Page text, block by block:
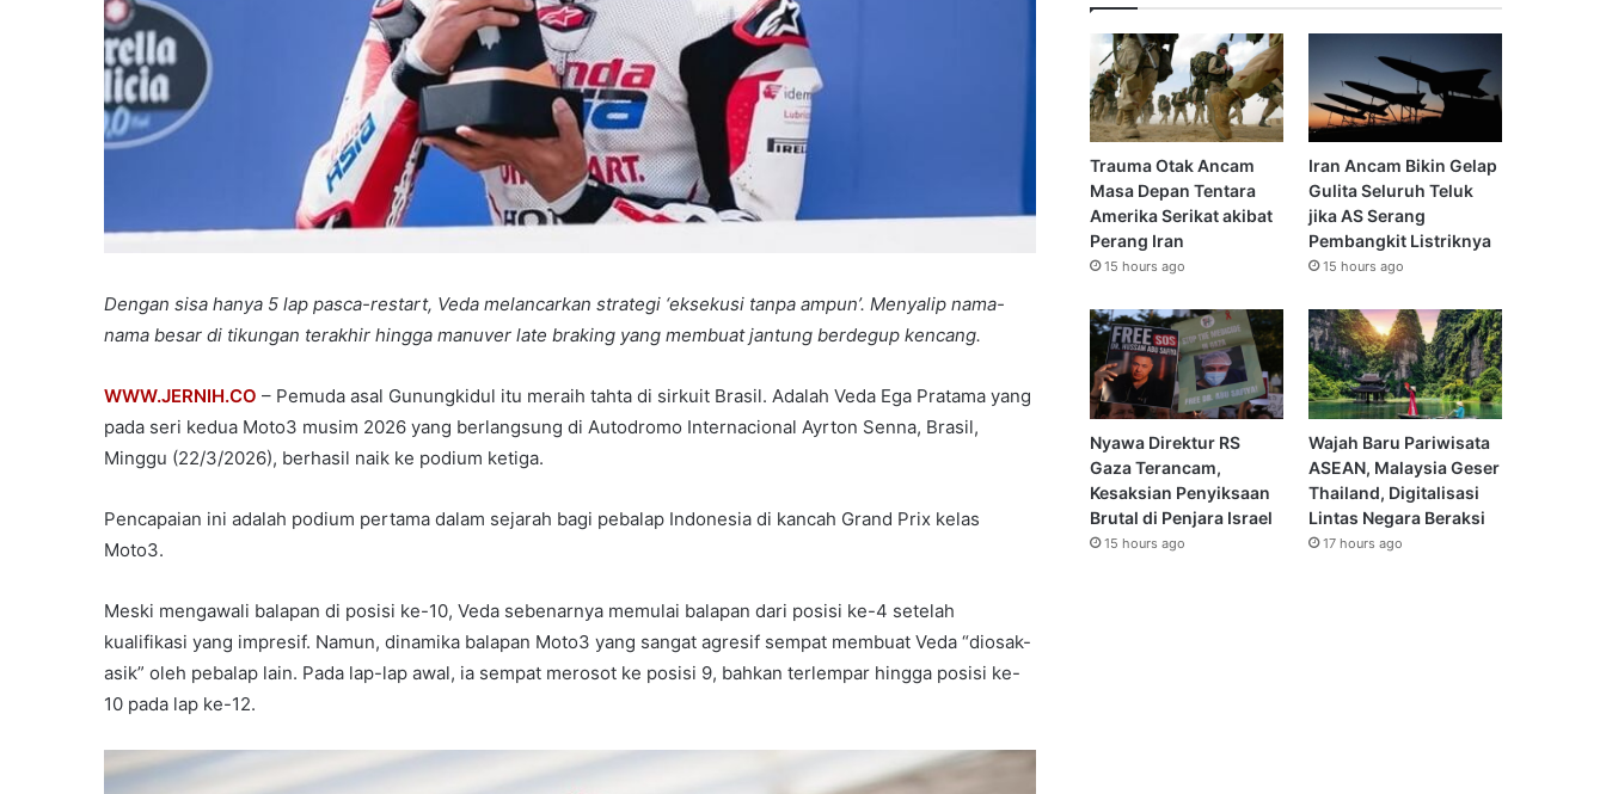
Dengan sisa hanya 5 lap pasca-restart, Veda melancarkan strategi ‘eksekusi tanpa ampun’. Menyalip nama-
nama besar di tikungan terakhir hingga manuver late braking yang membuat jantung berdegup kencang.
WWW.JERNIH.CO – Pemuda asal Gunungkidul itu meraih tahta di sirkuit Brasil. Adalah Veda Ega Pratama yang
pada seri kedua Moto3 musim 2026 yang berlangsung di Autodromo Internacional Ayrton Senna, Brasil,
Minggu (22/3/2026), berhasil naik ke podium ketiga.
Pencapaian ini adalah podium pertama dalam sejarah bagi pebalap Indonesia di kancah Grand Prix kelas
Moto3.
Meski mengawali balapan di posisi ke-10, Veda sebenarnya memulai balapan dari posisi ke-4 setelah
kualifikasi yang impresif. Namun, dinamika balapan Moto3 yang sangat agresif sempat membuat Veda “diosak-
asik” oleh pebalap lain. Pada lap-lap awal, ia sempat merosot ke posisi 9, bahkan terlempar hingga posisi ke-
10 pada lap ke-12.
Trauma Otak Ancam
Masa Depan Tentara
Amerika Serikat akibat
Perang Iran
15 hours ago
Iran Ancam Bikin Gelap
Gulita Seluruh Teluk
jika AS Serang
Pembangkit Listriknya
15 hours ago
Nyawa Direktur RS
Gaza Terancam,
Kesaksian Penyiksaan
Brutal di Penjara Israel
15 hours ago
Wajah Baru Pariwisata
ASEAN, Malaysia Geser
Thailand, Digitalisasi
Lintas Negara Beraksi
17 hours ago